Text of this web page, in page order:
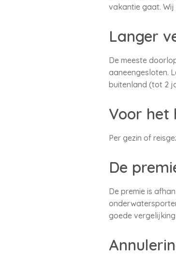
vakantie gaat.
Langer
De meeste
aaneengesloten.
buitenland (tot 2
Voor het
Per gezin of
De
De premie is
goede